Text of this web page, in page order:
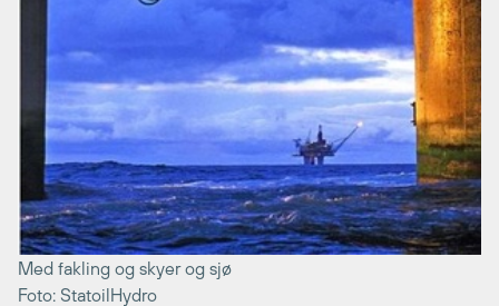
Med fakling og skyer og sjø
Foto: StatoilHydro